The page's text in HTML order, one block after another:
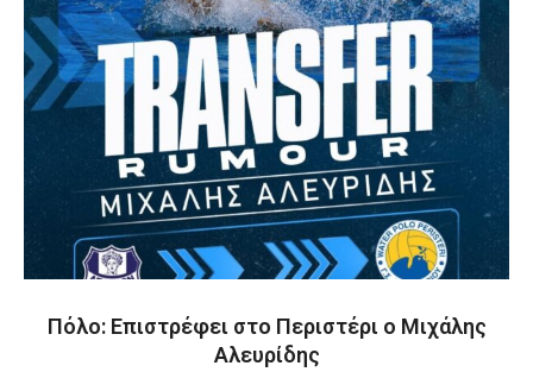
Πόλο: Επιστρέφει στο Περιστέρι ο Μιχάλης
Αλευρίδης